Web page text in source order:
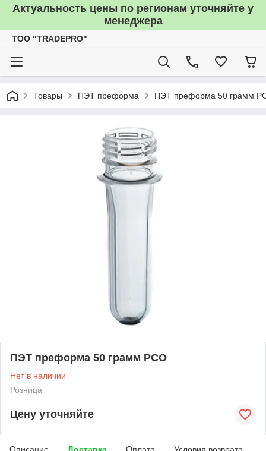
Актуальность цены по регионам уточняйте у
менеджера
TOO "TRADEPRO"
Товары ПЭТ преформа ПЭТ преформа 50 грамм
ПЭТ преформа 50 грамм PCO
Нет в наличии
Розница
Цену уточняйте
Описание Доставка Оплата Условия возврата